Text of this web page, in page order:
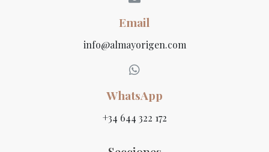
Email
info@almayorigen.com
WhatsApp
+34 644 322 172